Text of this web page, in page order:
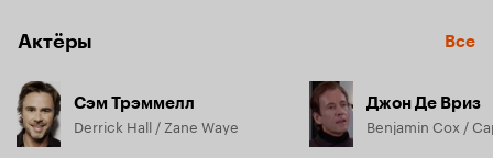
Тело свое, но при этом чужое, из зеркала смотрит его
лицо, но он его не узнает. Город родной, но незнакомый,
близкие его не знают, а совершенно чужие люди уверяют,
что он их лучший друг. Все, что осталось от прежней
жизни - это разум и воспоминания. И жить теперь
Актёры Все
Сэм Трэммелл
Derrick Hall / Zane Waye
Джон Де Вриз